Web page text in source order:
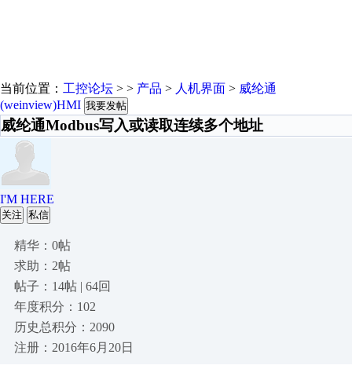
当前位置： 工控论坛 > > 产品 > 人机界面 > 威纶通
(weinview)HMI 我要发帖
威纶通Modbus写入或读取连续多个地址
I'M HERE
关注 私信
精华：0帖
求助：2帖
帖子：14帖 | 64回
年度积分：102
历史总积分：2090
注册：2016年6月20日